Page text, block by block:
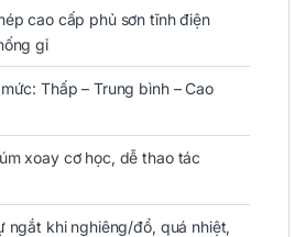
cao cấp phủ sơn tĩnh điện
gỉ
Thấp – Trung bình – Cao
xoay cơ học, dễ thao tác
ngắt khi nghiêng/đổ, quá nhiệt,